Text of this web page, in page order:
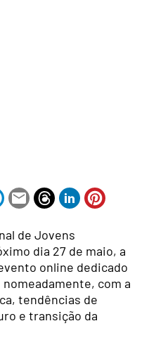
de Jovens
dia 27 de maio, a
online dedicado
com a
tendências de
e transição da